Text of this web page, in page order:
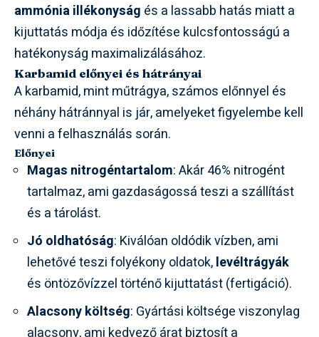
ammónia illékonyság és a lassabb hatás miatt a
kijuttatás módja és időzítése kulcsfontosságú a
hatékonyság maximalizálásához.
Karbamid előnyei és hátrányai
A karbamid, mint műtrágya, számos előnnyel és
néhány hátránnyal is jár, amelyeket figyelembe kell
venni a felhasználás során.
Előnyei
Magas nitrogéntartalom: Akár 46% nitrogént
tartalmaz, ami gazdaságossá teszi a szállítást
és a tárolást.
Jó oldhatóság: Kiválóan oldódik vízben, ami
lehetővé teszi folyékony oldatok,levéltrágyák
és öntözővízzel történő kijuttatást (fertigáció).
Alacsony költség: Gyártási költsége viszonylag
alacsony, ami kedvező árat biztosít a